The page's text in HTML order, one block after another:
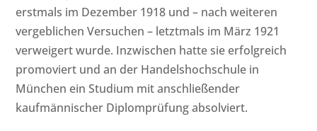
erstmals im Dezember 1918 und – nach weiteren
vergeblichen Versuchen – letztmals im März 1921
verweigert wurde. Inzwischen hatte sie erfolgreich
promoviert und an der Handelshochschule in
München ein Studium mit anschließender
kaufmännischer Diplomprüfung absolviert.